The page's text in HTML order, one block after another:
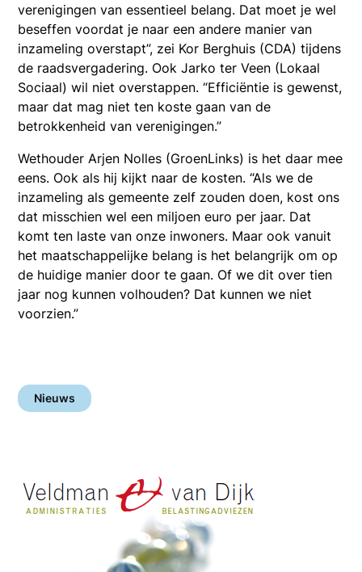
verenigingen van essentieel belang. Dat moet je wel
beseffen voordat je naar een andere manier van
inzameling overstapt”, zei Kor Berghuis (CDA) tijdens
de raadsvergadering. Ook Jarko ter Veen (Lokaal
Sociaal) wil niet overstappen. “Efficiëntie is gewenst,
maar dat mag niet ten koste gaan van de
betrokkenheid van verenigingen.”
Wethouder Arjen Nolles (GroenLinks) is het daar mee
eens. Ook als hij kijkt naar de kosten. “Als we de
inzameling als gemeente zelf zouden doen, kost ons
dat misschien wel een miljoen euro per jaar. Dat
komt ten laste van onze inwoners. Maar ook vanuit
het maatschappelijke belang is het belangrijk om op
de huidige manier door te gaan. Of we dit over tien
jaar nog kunnen volhouden? Dat kunnen we niet
voorzien.”
Nieuws